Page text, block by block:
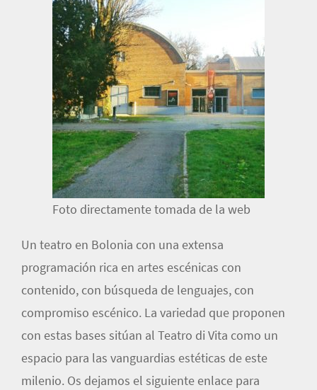
Foto directamente tomada de la web
Un teatro en Bolonia con una extensa
programación rica en artes escénicas con
contenido, con búsqueda de lenguajes, con
compromiso escénico. La variedad que proponen
con estas bases sitúan al Teatro di Vita como un
espacio para las vanguardias estéticas de este
milenio. Os dejamos el siguiente enlace para